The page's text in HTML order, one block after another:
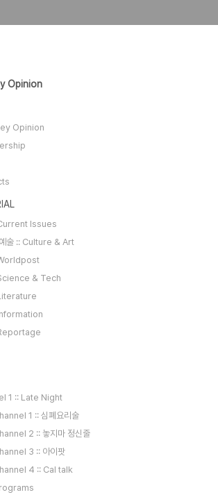
Opinion
Opinion
Issues
술 :: Culture & Art
& Tech
1 :: Late Night
1 :: 심폐요리술
2 :: 놓지마 정신줄
3 :: 아이팟
4 :: Cal talk